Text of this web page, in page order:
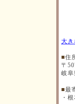
大き
■住
〒
岐
■最
・